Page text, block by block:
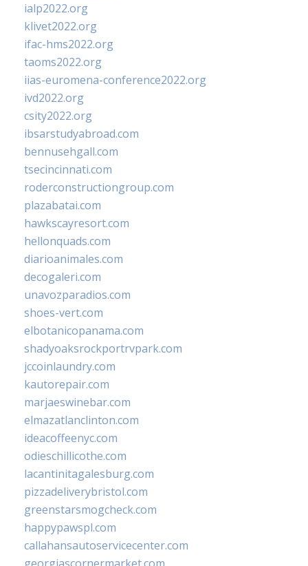
ialp2022.org
klivet2022.org
ifac-hms2022.org
taoms2022.org
iias-euromena-conference2022.org
ivd2022.org
csity2022.org
ibsarstudyabroad.com
bennusehgall.com
tsecincinnati.com
roderconstructiongroup.com
plazabatai.com
hawkscayresort.com
hellonquads.com
diarioanimales.com
decogaleri.com
unavozparadios.com
shoes-vert.com
elbotanicopanama.com
shadyoaksrockportrvpark.com
jccoinlaundry.com
kautorepair.com
marjaeswinebar.com
elmazatlanclinton.com
ideacoffeenyc.com
odieschillicothe.com
lacantinitagalesburg.com
pizzadeliverybristol.com
greenstarsmogcheck.com
happypawspl.com
callahansautoservicecenter.com